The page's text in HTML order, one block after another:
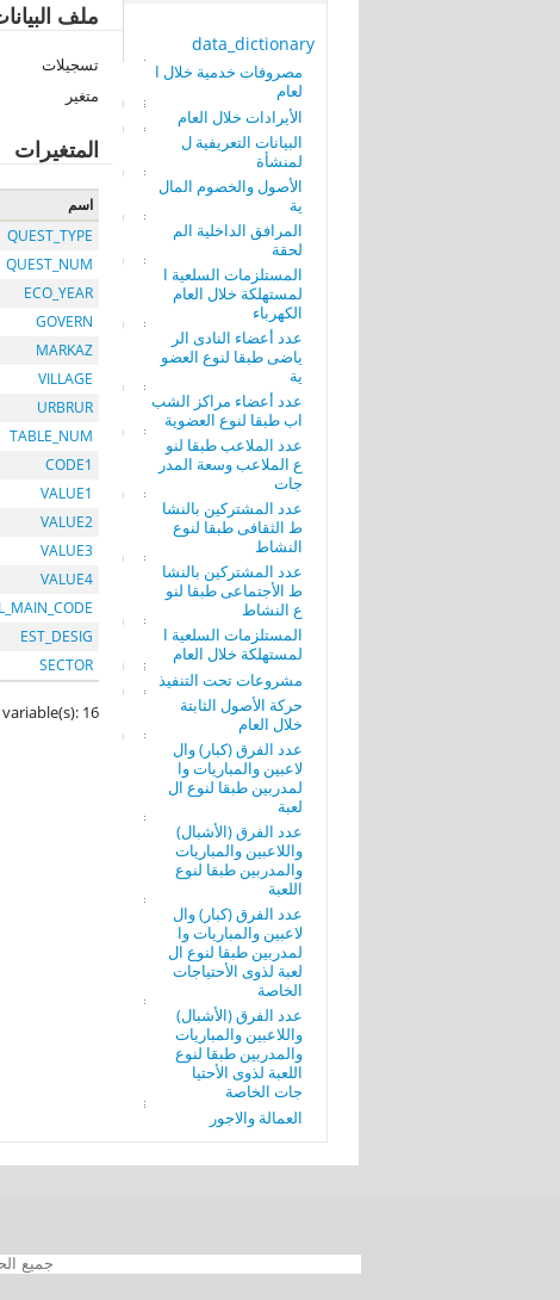
data_dictionary
مصروفات خدمية خلال ا
لعام
الأيرادات خلال العام
البيانات التعريفية ل
لمنشأة
الأصول والخصوم المال
ية
المرافق الداخلية الم
لحقة
المستلزمات السلعية ا
لمستهلكة خلال العام
الكهرباء
عدد أعضاء النادى الر
ياضى طبقا لنوع العضو
ية
عدد أعضاء مراكز الشب
اب طبقا لنوع العضوية
عدد الملاعب طبقا لنو
ع الملاعب وسعة المدر
جات
عدد المشتركين بالنشا
ط الثقافى طبقا لنوع
النشاط
عدد المشتركين بالنشا
ط الأجتماعى طبقا لنو
ع النشاط
المستلزمات السلعية ا
لمستهلكة خلال العام
مشروعات تحت التنفيذ
حركة الأصول الثابتة
خلال العام
عدد الفرق (كبار) وال
لاعبين والمباريات وا
لمدربين طبقا لنوع ال
لعبة
عدد الفرق (الأشبال)
واللاعبين والمباريات
والمدربين طبقا لنوع
اللعبة
عدد الفرق (كبار) وال
لاعبين والمباريات وا
لمدربين طبقا لنوع ال
لعبة لذوى الأحتياجات
الخاصة
عدد الفرق (الأشبال)
واللاعبين والمباريات
والمدربين طبقا لنوع
اللعبة لذوى الأحتيا
جات الخاصة
العمالة والاجور
ملف
تسجيلات
متغير
المتغيرات
اسم
QUEST_TYPE
QUEST_NUM
ECO_YEAR
GOVERN
MARKAZ
VILLAGE
URBRUR
TABLE_NUM
CODE1
VALUE1
VALUE2
VALUE3
VALUE4
EST_DESIG
SECTOR
16
جميع الحقوق محفوظة 2012. الجهاز المركزي